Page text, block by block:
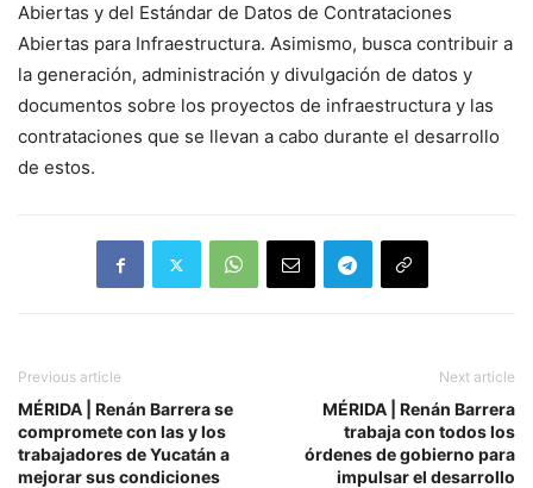
Abiertas y del Estándar de Datos de Contrataciones
Abiertas para Infraestructura. Asimismo, busca contribuir a
la generación, administración y divulgación de datos y
documentos sobre los proyectos de infraestructura y las
contrataciones que se llevan a cabo durante el desarrollo
de estos.
Previous article
MÉRIDA | Renán Barrera se
compromete con las y los
trabajadores de Yucatán a
mejorar sus condiciones
Next article
MÉRIDA | Renán Barrera
trabaja con todos los
órdenes de gobierno para
impulsar el desarrollo